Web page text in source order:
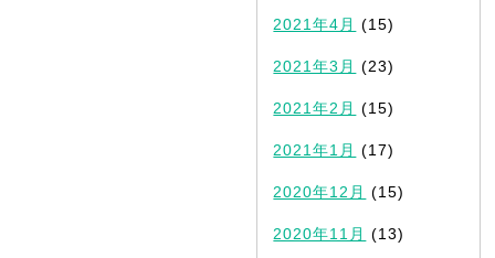
2021年4月 (15)
2021年3月 (23)
2021年2月 (15)
2021年1月 (17)
2020年12月 (15)
2020年11月 (13)